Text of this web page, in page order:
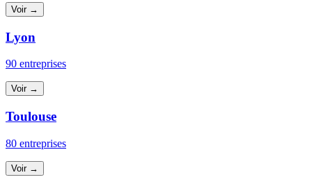
Voir →
Lyon
90 entreprises
Voir →
Toulouse
80 entreprises
Voir →